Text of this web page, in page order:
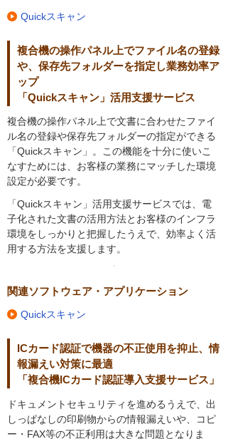
Quickスキャン
複合機の操作パネル上でファイル名の登録
や、保存先フォルダーを指定し業務効率ア
ップ
「Quickスキャン」活用支援サービス
複合機の操作パネル上で文書に合わせたファイ
ル名の登録や保存先フォルダーの指定ができる
「Quickスキャン」。この機能を十分に使いこ
なすためには、お客様の業務にマッチした環境
設定が必要です。
「Quickスキャン」活用支援サービスでは、電
子化された文書の活用方法とお客様のインフラ
環境をしっかりと把握したうえで、効率よく活
用する方法を支援します。
関連ソフトウェア・アプリケーション
Quickスキャン
ICカード認証で機器の不正使用を抑止、情
報漏えい対策に最適
「複合機ICカード認証導入支援サービス」
ドキュメントセキュリティを進めるうえで、出
しっぱなしの印刷物からの情報漏えいや、コピ
ー・FAX等の不正利用は大きな問題となりま